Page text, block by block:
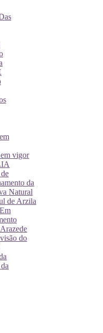
vigor
da
Natural
de Arzila
do